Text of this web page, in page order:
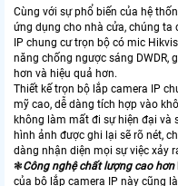
Cùng với sự phổ biến của hệ
ứng dụng cho nhà cửa, chúng ta
IP chung cư trọn bộ có mic
năng chống ngược sáng DWDR,
hơn và hiệu quả hơn.
Thiết kế trọn bộ lắp camera IP
mỹ cao, dễ dàng tích hợp vào
không làm mất đi sự hiện đại và
hình ảnh được ghi lại sẽ rõ nét,
dàng nhận diện mọi sự việc xảy
❃Công nghệ chất lượng cao hơn
của bộ lắp camera IP này cũng